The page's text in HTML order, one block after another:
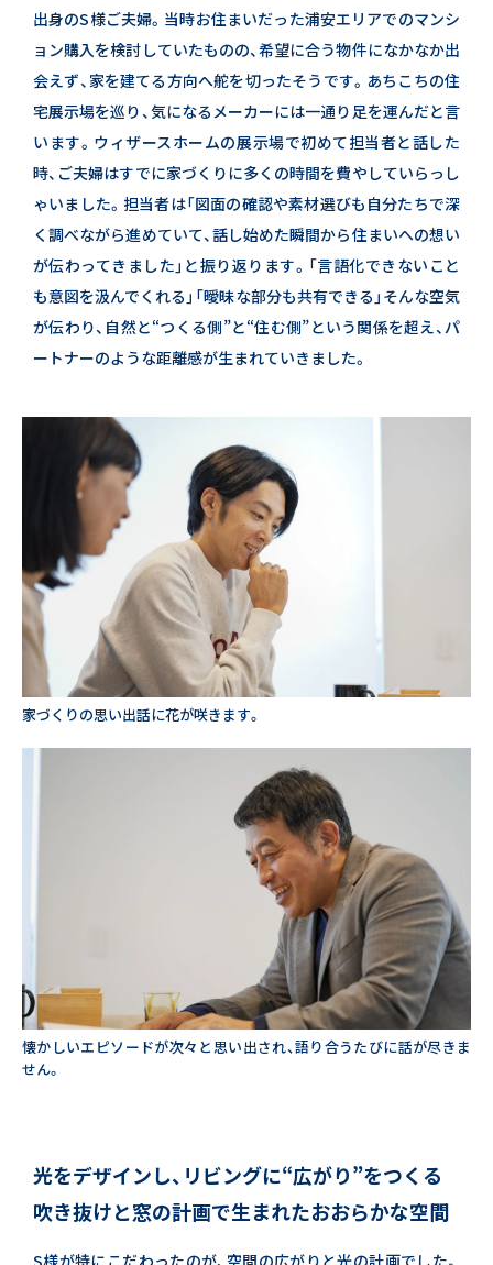
出身のS様ご夫婦。 当時お住まいだった浦安エリアでのマンシ
ョン購入を検討していたものの、希望に合う物件になかなか出
会えず、 家を建てる方向へ舵を切ったそうです。 あちこちの住
宅展示場を巡り、気になるメーカーには一通り足を運んだと言
います。 ウィザースホームの展示場で初めて担当者と話した
時、ご夫婦はすでに家づくりに多くの時間を費やしていらっし
ゃいました。 担当者は「図面の確認や素材選びも自分たちで深
く調べながら進めていて、 話し始めた瞬間から住まいへの想い
が伝わってきました」と振り返ります。 「言語化できないこと
も意図を汲んでくれる」「曖昧な部分も共有できる」 そんな空気
が伝わり、自然と“つくる側”と“住む側”という関係を超え、パ
ートナーのような距離感が生まれていきました。
家づくりの思い出話に花が咲きます。
懐かしいエピソードが次々と思い出され、語り合うたびに話が尽きま
せん。
光をデザインし、リビングに“広がり”をつくる
吹き抜けと窓の計画で生まれたおおらかな空間
S様が特にこだわったのが、空間の広がりと光の計画でした。